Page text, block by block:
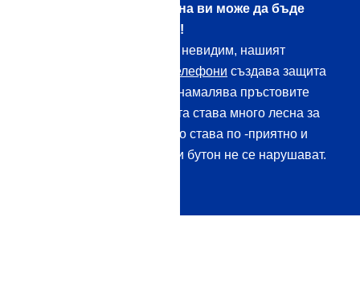
А дисплеят на смартфона ви може да бъде
защитен с течно стъкло!
Напълно без балончета и невидим, нашият
уплътнител за мобилни телефони създава защита
срещу микродраскотини, намалява пръстовите
отпечатъци и повърхността става много лесна за
почистване. Превъртането става по -приятно и
функциите на докосване и бутон не се нарушават.